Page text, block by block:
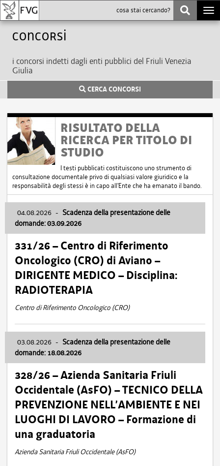
Concorsi
i concorsi indetti dagli enti pubblici del Friuli Venezia
Giulia
CERCA CONCORSI
RISULTATO DELLA
RICERCA PER TITOLO DI
STUDIO
I testi pubblicati costituiscono uno strumento di
consultazione documentale privo di qualsiasi valore giuridico e la
responsabilità degli stessi è in capo all'Ente che ha emanato il bando.
04.08.2026 - Scadenza della presentazione delle
domande: 03.09.2026
331/26 – Centro di Riferimento
Oncologico (CRO) di Aviano –
DIRIGENTE MEDICO – Disciplina:
RADIOTERAPIA
Centro di Riferimento Oncologico (CRO)
03.08.2026 - Scadenza della presentazione delle
domande: 18.08.2026
328/26 – Azienda Sanitaria Friuli
Occidentale (AsFO) – TECNICO DELLA
PREVENZIONE NELL’AMBIENTE E NEI
LUOGHI DI LAVORO – Formazione di
una graduatoria
Azienda Sanitaria Friuli Occidentale (AsFO)